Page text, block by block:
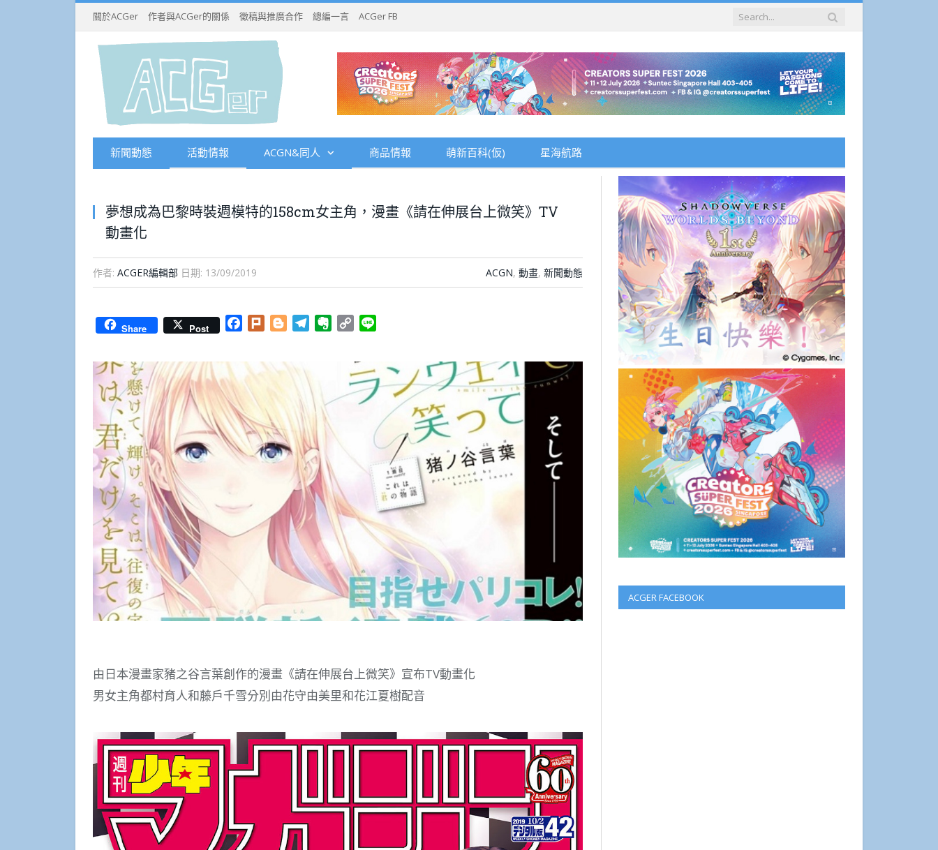
關於ACGer 作者與ACGer的關係 徵稿與推廣合作 總編一言 ACGer FB
新聞動態 活動情報 ACGN&同人 商品情報 萌新百科(仮) 星海航路
夢想成為巴黎時裝週模特的158cm女主角，漫畫《請在伸展台上微笑》TV
動畫化
作者: ACGER編輯部 日期: 13/09/2019 ACGN, 動畫, 新聞動態
Share Post Facebook
Plurk BloggerTelegramEvernote
Copy
由日本漫畫家豬之谷言葉創作的漫畫《請在伸展台上微笑》宣布TV動畫化
男女主角都村育人和藤戶千雪分別由花守由美里和花江夏樹配音
ACGER FACEBOOK